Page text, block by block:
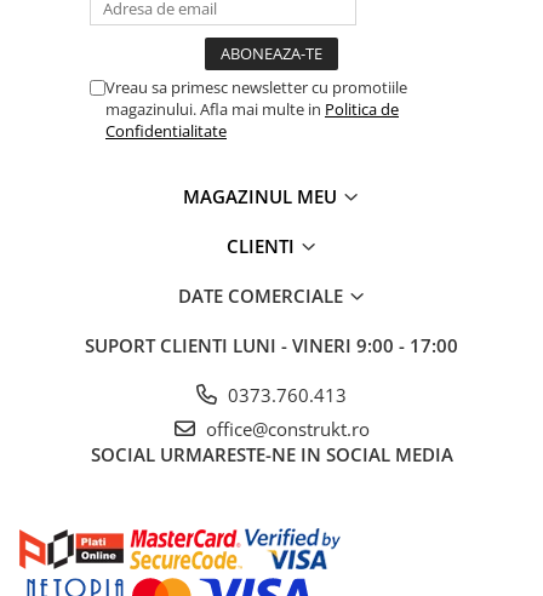
Servoregulatoare
Termostate pentru ventilo-
convectori
Ventile termice de amestec
UPS-uri si stabilizatoare de
Ventile electromagnetice
Accesorii pentru echipamente
Echipamente pentru tratarea si
Pompe de suprafata
Vreau sa primesc newsletter cu promotiile
magazinului. Afla mai multe in Politica de
Confidentialitate
MAGAZINUL MEU
CLIENTI
DATE COMERCIALE
SUPORT CLIENTI LUNI - VINERI 9:00 - 17:00
0373.760.413
office@construkt.ro
SOCIAL URMARESTE-NE IN SOCIAL MEDIA